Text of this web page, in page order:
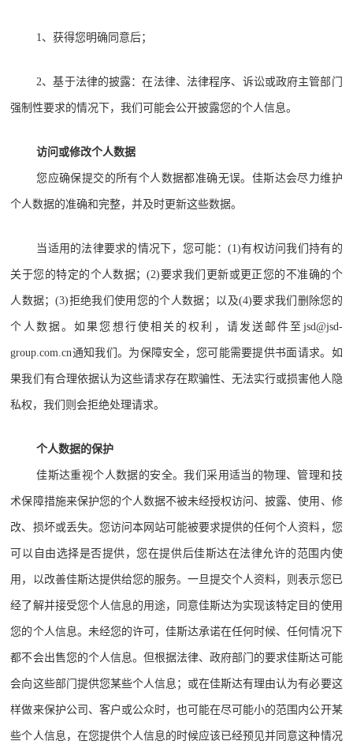
1、获得您明确同意后；
2、基于法律的披露：在法律、法律程序、诉讼或政府主管部门
强制性要求的情况下，我们可能会公开披露您的个人信息。
访问或修改个人数据
您应确保提交的所有个人数据都准确无误。佳斯达会尽力维护
个人数据的准确和完整，并及时更新这些数据。
当适用的法律要求的情况下，您可能：(1)有权访问我们持有的
关于您的特定的个人数据；(2)要求我们更新或更正您的不准确的个
人数据；(3)拒绝我们使用您的个人数据；以及(4)要求我们删除您的
个人数据。如果您想行使相关的权利，请发送邮件至jsd@jsd-
group.com.cn通知我们。为保障安全，您可能需要提供书面请求。如
果我们有合理依据认为这些请求存在欺骗性、无法实行或损害他人隐
私权，我们则会拒绝处理请求。
个人数据的保护
佳斯达重视个人数据的安全。我们采用适当的物理、管理和技
术保障措施来保护您的个人数据不被未经授权访问、披露、使用、修
改、损坏或丢失。您访问本网站可能被要求提供的任何个人资料，您
可以自由选择是否提供，您在提供后佳斯达在法律允许的范围内使
用，以改善佳斯达提供给您的服务。一旦提交个人资料，则表示您已
经了解并接受您个人信息的用途，同意佳斯达为实现该特定目的使用
您的个人信息。未经您的许可，佳斯达承诺在任何时候、任何情况下
都不会出售您的个人信息。但根据法律、政府部门的要求佳斯达可能
会向这些部门提供您某些个人信息；或在佳斯达有理由认为有必要这
样做来保护公司、客户或公众时，也可能在尽可能小的范围内公开某
些个人信息，在您提供个人信息的时候应该已经预见并同意这种情况